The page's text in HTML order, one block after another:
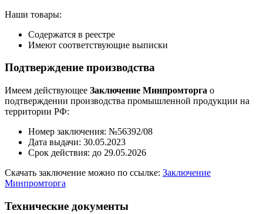
Наши товары:
Содержатся в реестре
Имеют соответствующие выписки
Подтверждение производства
Имеем действующее Заключение Минпромторга о
подтверждении производства промышленной продукции на
территории РФ:
Номер заключения: №56392/08
Дата выдачи: 30.05.2023
Срок действия: до 29.05.2026
Скачать заключение можно по ссылке: Заключение
Минпромторга
Технические документы